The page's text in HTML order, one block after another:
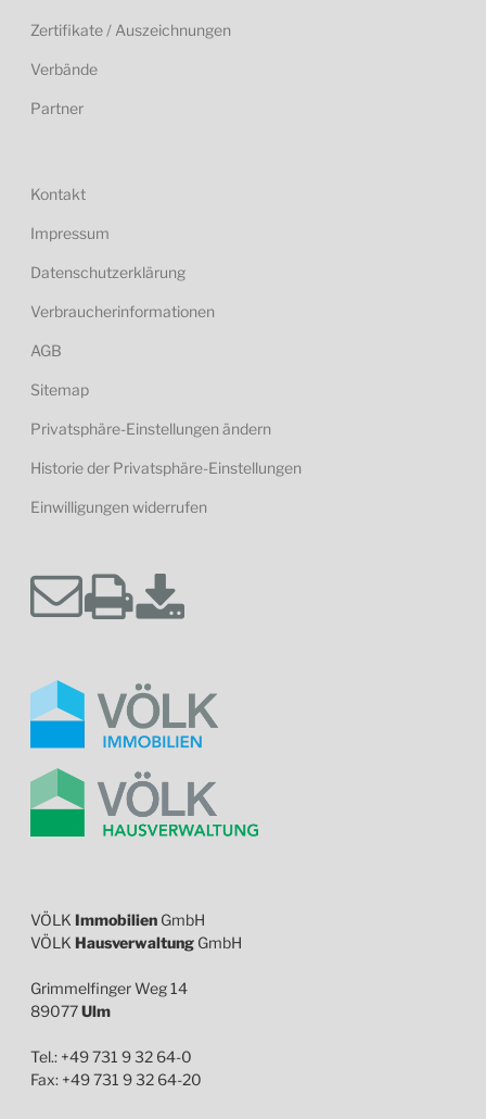
Zertifikate / Auszeichnungen
Verbände
Partner
Kontakt
Impressum
Datenschutzerklärung
Verbraucherinformationen
AGB
Sitemap
Privatsphäre-Einstellungen ändern
Historie der Privatsphäre-Einstellungen
Einwilligungen widerrufen
VÖLK Immobilien GmbH
VÖLK Hausverwaltung GmbH
Grimmelfinger Weg 14
89077Ulm
Tel.: +49 731 9 32 64-0
Fax: +49 731 9 32 64-20